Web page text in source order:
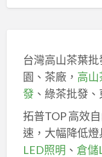
台灣高山茶葉
園、茶廠， 高山
發、綠茶批發
拓普TOP 高效
速，大幅降低
LED照明 、 倉儲